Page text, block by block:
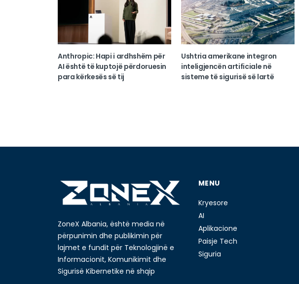
Anthropic: Hapi i ardhshëm për
AI është të kuptojë përdoruesin
para kërkesës së tij
Ushtria amerikane integron
inteligjencën artificiale në
sisteme të sigurisë së lartë
ZoneX Albania, është media në
përpunimin dhe publikimin për
lajmet e fundit për Teknologjinë e
Informacionit, Komunikimit dhe
Sigurisë Kibernetike në shqip
MENU
Kryesore
AI
Aplikacione
Paisje Tech
Siguria